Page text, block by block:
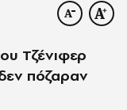
Τζένιφερ
πόζαραν